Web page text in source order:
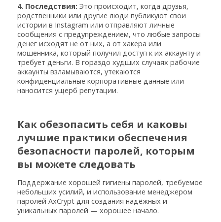
4. Последствия: Это происходит, когда друзья,
родственники или другие люди публикуют свои
истории в Instagram или отправляют личные
сообщения с предупреждением, что любые запросы
денег исходят не от них, а от хакера или
мошенника, который получил доступ к их аккаунту и
требует деньги. В гораздо худших случаях рабочие
аккаунты взламываются, утекаются
конфиденциальные корпоративные данные или
наносится ущерб репутации.
Как обезопасить себя и каковы
лучшие практики обеспечения
безопасности паролей, которым
вы можете следовать
Поддержание хорошей гигиены паролей, требуемое
небольших усилий, и использование менеджером
паролей AxCrypt для создания надёжных и
уникальных паролей — хорошее начало.